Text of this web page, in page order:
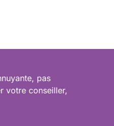
pas
votre conseiller,